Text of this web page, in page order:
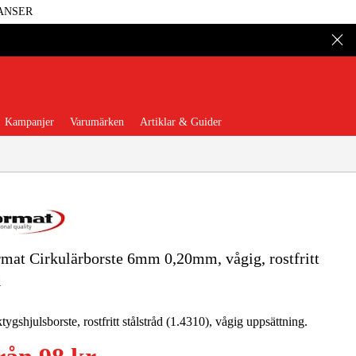
Verktyg Garage & Verkstad
& Förbrukning
Kampanjer Varumärken Artiklar & Guider
Cirkulärborste 6mm 0,20mm, vågig, rostfritt
rostfritt stålstråd (1.4310), vågig uppsättning.